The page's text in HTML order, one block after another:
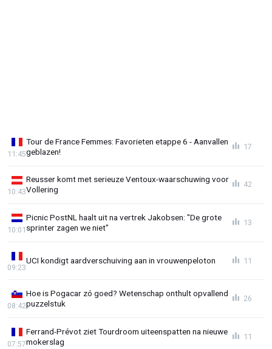
Tour de France Femmes: Favorieten etappe 6 - Aanvallen
geblazen!
11:45
17
Reusser komt met serieuze Ventoux-waarschuwing voor
Vollering
10:43
42
Picnic PostNL haalt uit na vertrek Jakobsen: "De grote
sprinter zagen we niet"
10:01
13
UCI kondigt aardverschuiving aan in vrouwenpeloton
09:23
11
Hoe is Pogacar zó goed? Wetenschap onthult opvallend
puzzelstuk
08:42
26
Ferrand-Prévot ziet Tourdroom uiteenspatten na nieuwe
mokerslag
07:57
11